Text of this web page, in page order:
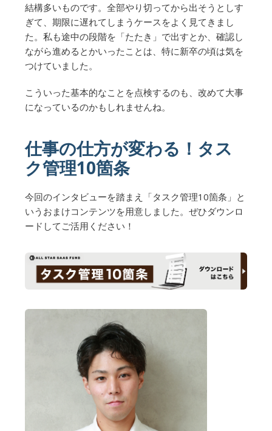
結構多いものです。全部やり切ってから出そうとしす
ぎて、期限に遅れてしまうケースをよく見てきまし
た。私も途中の段階を「たたき」で出すとか、確認し
ながら進めるとかいったことは、特に新卒の頃は気を
つけていました。
こういった基本的なことを点検するのも、改めて大事
になっているのかもしれませんね。
仕事の仕方が変わる！タス
ク管理10箇条
今回のインタビューを踏まえ「タスク管理10箇条」と
いうおまけコンテンツを用意しました。ぜひダウンロ
ードしてご活用ください！